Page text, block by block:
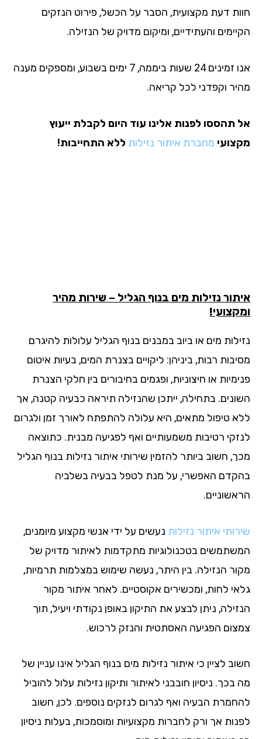
דעת מקצועית, הסבר על הכשל, פירוט הנזקים
והעתידיים, ומיקום מדויק של הנזילה.
אנו זמינים 24 שעות ביממה, 7 ימים בשבוע, ומספקים מענה
וקפדני לכל קריאה.
תהססו לפנות אלינו עוד היום לקבלת ייעוץ
מחברת איתור נזילותללא התחייבות!
נזילות מים בנוף הגליל – שירות מהיר
מים או ביוב במבנים בנוף הגליל עלולות להיגרם
רבות, ביניהן: ליקויים בצנרת המים, בעיות איטום
או חיצוניות, ופגמים בחיבורים בין חלקי הצנרת
בתחילה, ייתכן שהנזילה תיראה כבעיה קטנה, אך
טיפול מתאים, היא עלולה להתפתח לאורך זמן ולגרום
רטיבות משמעותיים ואף לפגיעה מבנית. כתוצאה
חשוב ביותר להזמין שירותי איתור נזילות בנוף הגליל
האפשרי, על מנת לטפל בבעיה בשלביה
איתור נזילותנעשים על ידי אנשי מקצוע מיומנים,
בטכנולוגיות מתקדמות לאיתור מדויק של
הנזילה. בין היתר, נעשה שימוש במצלמות תרמיות,
לחות, ומכשירים אקוסטיים. לאחר איתור מקור
ניתן לבצע את התיקון באופן נקודתי ויעיל, תוך
הפגיעה האסתטית והנזק לרכוש.
לציין כי איתור נזילות מים בנוף הגליל אינו עניין של
בכך. ניסיון חובבני לאיתור ותיקון נזילות עלול להוביל
הבעיה ואף לגרום לנזקים נוספים. לכן, חשוב
אך ורק לחברות מקצועיות ומוסמכות, בעלות ניסיון